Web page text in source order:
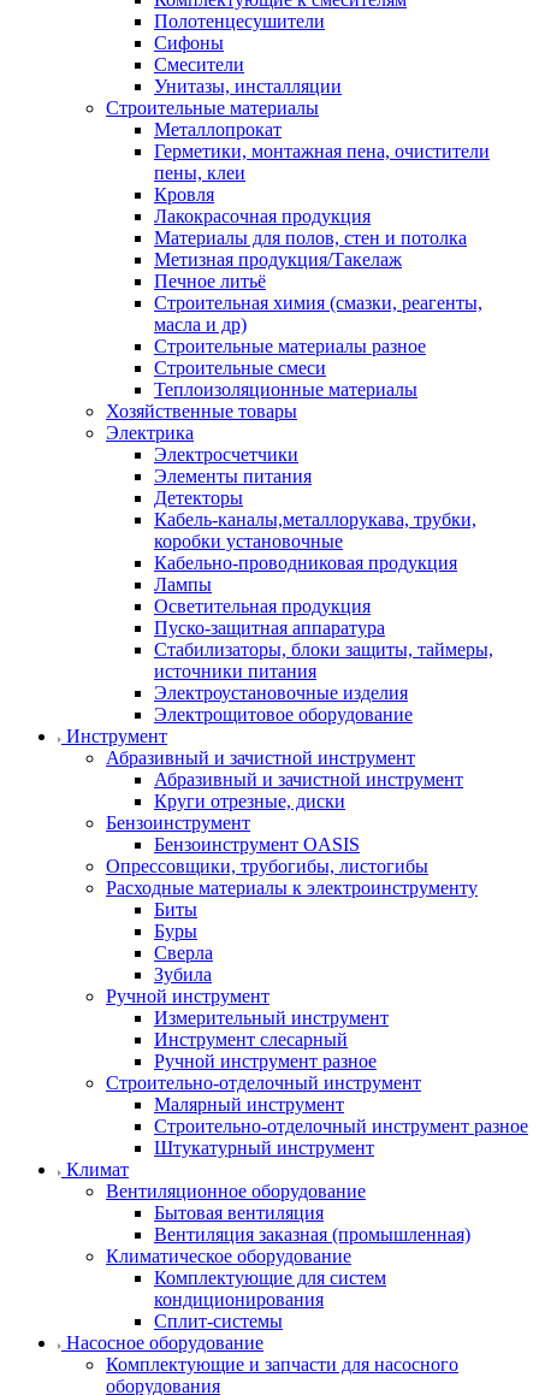
Полотенцесушители
Сифоны
Смесители
Унитазы, инсталляции
Строительные материалы
Металлопрокат
Герметики, монтажная пена, очистители
пены, клеи
Кровля
Лакокрасочная продукция
Материалы для полов, стен и потолка
Метизная продукция/Такелаж
Печное литьё
Строительная химия (смазки, реагенты,
масла и др)
Строительные материалы разное
Строительные смеси
Теплоизоляционные материалы
Хозяйственные товары
Электрика
Электросчетчики
Элементы питания
Детекторы
Кабель-каналы,металлорукава, трубки,
коробки установочные
Кабельно-проводниковая продукция
Лампы
Осветительная продукция
Пуско-защитная аппаратура
Стабилизаторы, блоки защиты, таймеры,
источники питания
Электроустановочные изделия
Электрощитовое оборудование
Инструмент
Абразивный и зачистной инструмент
Абразивный и зачистной инструмент
Круги отрезные, диски
Бензоинструмент
Бензоинструмент OASIS
Опрессовщики, трубогибы, листогибы
Расходные материалы к электроинструменту
Биты
Буры
Сверла
Зубила
Ручной инструмент
Измерительный инструмент
Инструмент слесарный
Ручной инструмент разное
Строительно-отделочный инструмент
Малярный инструмент
Строительно-отделочный инструмент разное
Штукатурный инструмент
Климат
Вентиляционное оборудование
Бытовая вентиляция
Вентиляция заказная (промышленная)
Климатическое оборудование
Комплектующие для систем
кондиционирования
Сплит-системы
Насосное оборудование
Комплектующие и запчасти для насосного
оборудования